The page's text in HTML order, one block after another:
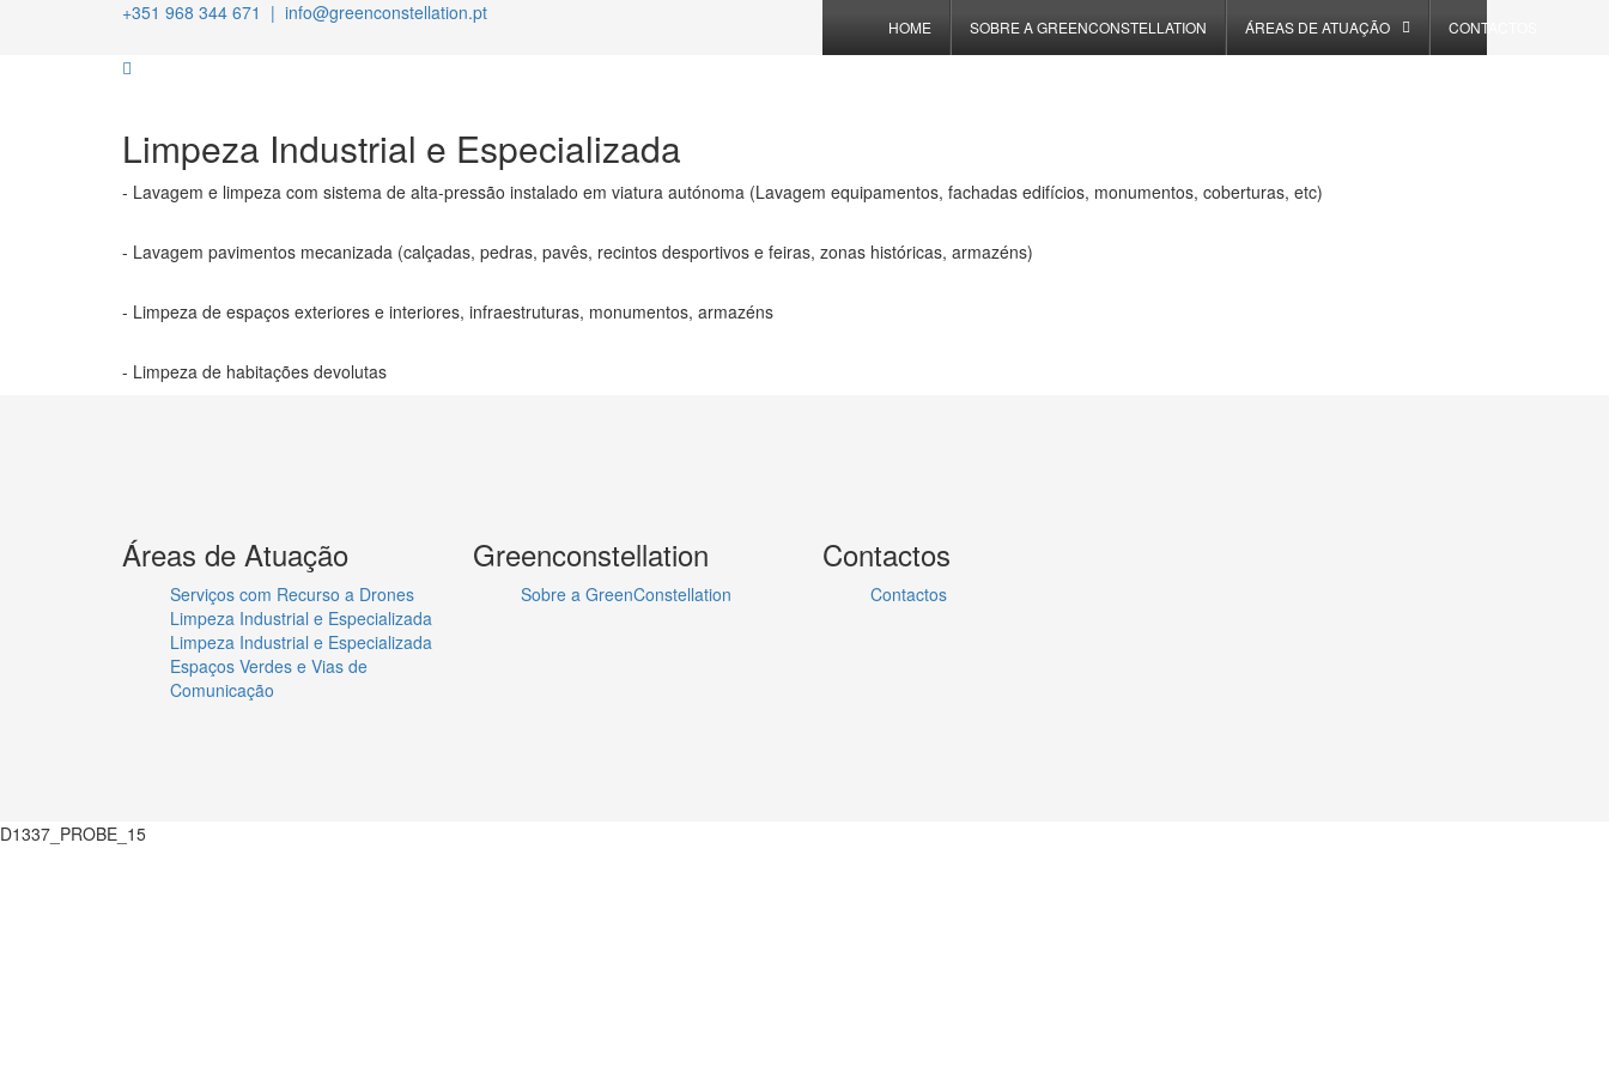
+351 968 344 671 | info@greenconstellation.pt
HOME SOBRE A GREENCONSTELLATION ÁREAS DE ATUAÇÃO CONTACTOS
Limpeza Industrial e Especializada
- Lavagem e limpeza com sistema de alta-pressão instalado em viatura autónoma (Lavagem equipamentos, fachadas edifícios, monumentos, coberturas, etc)
- Lavagem pavimentos mecanizada (calçadas, pedras, pavês, recintos desportivos e feiras, zonas históricas, armazéns)
- Limpeza de espaços exteriores e interiores, infraestruturas, monumentos, armazéns
- Limpeza de habitações devolutas
Áreas de Atuação
Serviços com Recurso a Drones
Limpeza Industrial e Especializada
Limpeza Industrial e Especializada
Espaços Verdes e Vias de
Comunicação
Greenconstellation
Sobre a GreenConstellation
Contactos
Contactos